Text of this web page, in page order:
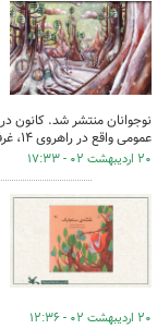
عمومی واقع در راهروی ۱۴، غرفه ۷ و بخش جنبی کودک و نوجوان پذیرای علاقه‌مندان است.
۲۰ اردیبهشت ۰۲ - ۱۷:۳۳
۲۰ اردیبهشت ۰۲ - ۱۲:۳۶